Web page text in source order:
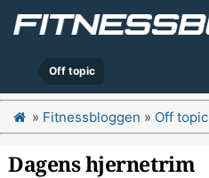
Off topic
» Fitnessbloggen » Off topic
Dagens hjernetrim